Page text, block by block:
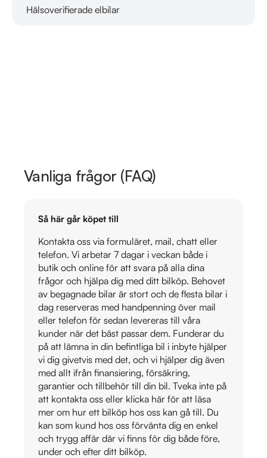
Hälsoverifierade elbilar
Läs mer om oss
Vanliga frågor (FAQ)
Så här går köpet till
Kontakta oss via formuläret, mail, chatt eller
telefon. Vi arbetar 7 dagar i veckan både i
butik och online för att svara på alla dina
frågor och hjälpa dig med ditt bilköp. Behovet
av begagnade bilar är stort och de flesta bilar i
dag reserveras med handpenning över mail
eller telefon för sedan levereras till våra
kunder när det bäst passar dem. Funderar du
på att lämna in din befintliga bil i inbyte hjälper
vi dig givetvis med det, och vi hjälper dig även
med allt ifrån finansiering, försäkring,
garantier och tillbehör till din bil. Tveka inte på
att kontakta oss eller klicka här för att läsa
mer om hur ett bilköp hos oss kan gå till. Du
kan som kund hos oss förvänta dig en enkel
och trygg affär där vi finns för dig både före,
under och efter ditt bilköp.